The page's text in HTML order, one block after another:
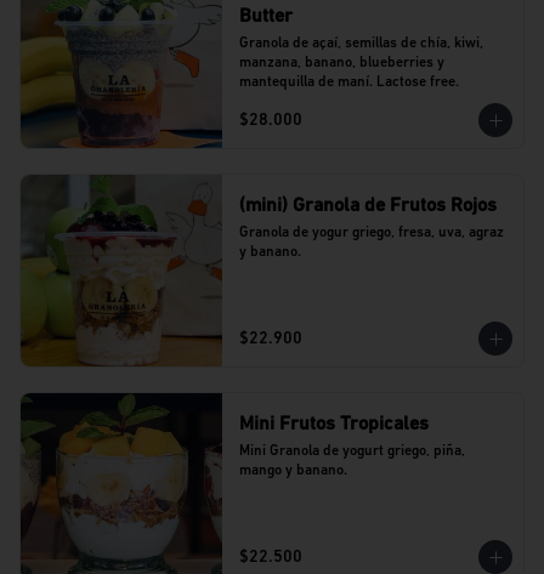
Butter
Granola de açaí, semillas de chía, kiwi,
manzana, banano, blueberries y
mantequilla de maní. Lactose free.
$28.000
(mini) Granola de Frutos Rojos
Granola de yogur griego, fresa, uva, agraz
y banano.
$22.900
Mini Frutos Tropicales
Mini Granola de yogurt griego, piña,
mango y banano.
$22.500